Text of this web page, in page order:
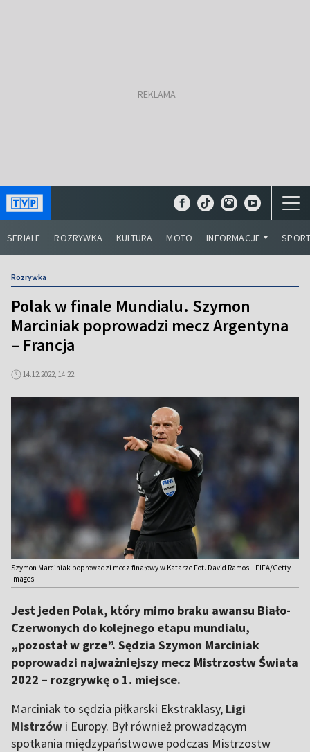
SERIALE ROZRYWKA KULTURA MOTO INFORMACJE
Rozrywka
Polak w finale Mundialu. Szymon
Marciniak poprowadzi mecz Argentyna
– Francja
14.12.2022, 14:22
Szymon Marciniak poprowadzi mecz finałowy w Katarze Fot. David Ramos – FIFA/Getty
Images
Jest jeden Polak, który mimo braku awansu Biało-
Czerwonych do kolejnego etapu mundialu,
„pozostał w grze”. Sędzia Szymon Marciniak
poprowadzi najważniejszy mecz Mistrzostw Świata
2022 – rozgrywkę o 1. miejsce.
Marciniak to sędzia piłkarski Ekstraklasy, Ligi
Mistrzów i Europy. Był również prowadzącym
spotkania międzypaństwowe podczas Mistrzostw